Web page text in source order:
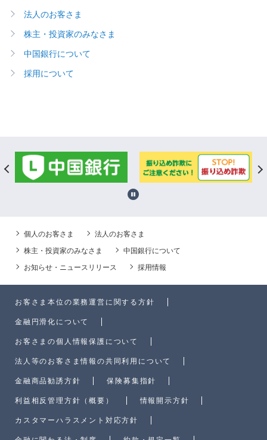
法人のお客さま
株主・投資家のみなさま
中国銀行について
採用について
個人のお客さま
法人のお客さま
株主・投資家のみなさま
中国銀行について
お知らせ・ニュースリリース
採用情報
お客さま本位の業務運営に関する方針
金融円滑化について
お客さまの個人情報保護について
法人等のお客さま情報の共同利用について
金融商品勧誘方針 保険募集指針
利益相反管理方針（概要） 情報開示方針
カスタマーハラスメント対応方針